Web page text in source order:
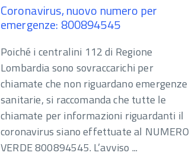
Coronavirus, nuovo numero per
emergenze: 800894545
Poiché i centralini 112 di Regione
Lombardia sono sovraccarichi per
chiamate che non riguardano emergenze
sanitarie, si raccomanda che tutte le
chiamate per informazioni riguardanti il
coronavirus siano effettuate al NUMERO
VERDE 800894545. L’avviso ...